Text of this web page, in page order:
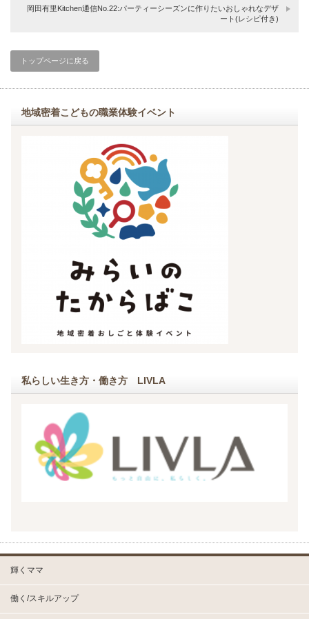
岡田有里Kitchen通信No.22:パーティーシーズンに作りたいおしゃれなデザ
ート(レシピ付き)
トップページに戻る
地域密着こどもの職業体験イベント
私らしい生き方・働き方 LIVLA
輝くママ
働く/スキルアップ